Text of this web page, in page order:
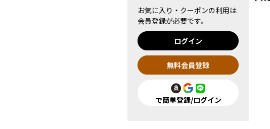
お気に入り・クーポンの利用は
会員登録が必要です。
ログイン
無料会員登録
で簡単登録/ログイン